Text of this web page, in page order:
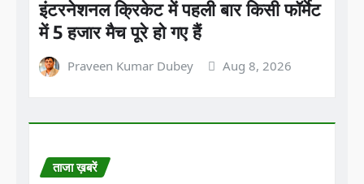
इंटरनेशनल क्रिकेट में पहली बार किसी फॉर्मेट
में 5 हजार मैच पूरे हो गए हैं
Praveen Kumar Dubey Aug 8, 2026
ताजा ख़बरें